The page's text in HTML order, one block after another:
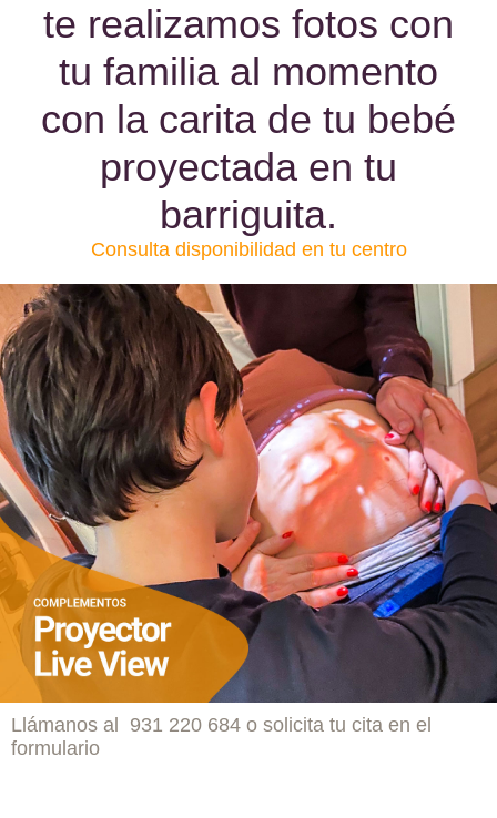
te realizamos fotos con
tu familia al momento
con la carita de tu bebé
proyectada en tu
barriguita.
Consulta disponibilidad en tu centro
Llámanos al 931 220 684 o solicita tu cita en el
formulario